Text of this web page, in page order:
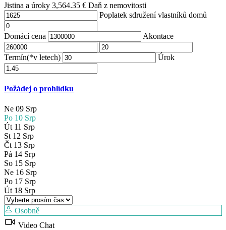
Jistina a úroky 3,564.35 €Daň z nemovitosti
Poplatek sdružení vlastníků domů
Domácí cena Akontace
Termín(*v letech) Úrok
Požádej o prohlídku
Ne 09 Srp
Po 10 Srp
Út 11 Srp
St 12 Srp
Čt 13 Srp
Pá 14 Srp
So 15 Srp
Ne 16 Srp
Po 17 Srp
Út 18 Srp
Osobně
Video Chat